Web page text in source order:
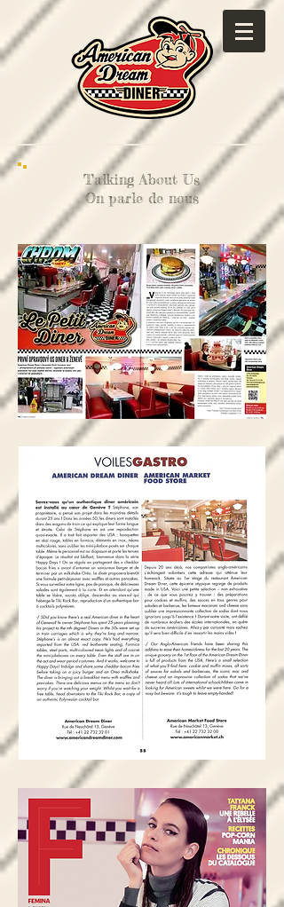
Talking About Us
On parle de nous